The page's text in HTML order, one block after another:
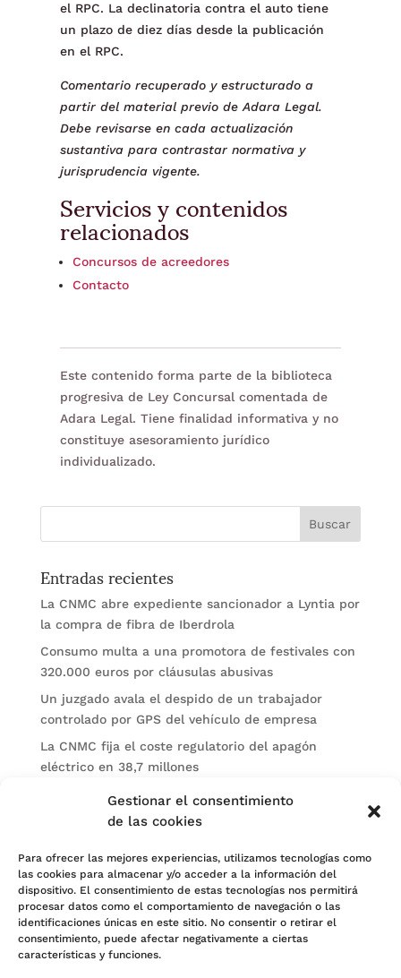
Gestionar el consentimiento
de las cookies
Para ofrecer las mejores experiencias, utilizamos tecnologías como
las cookies para almacenar y/o acceder a la información del
dispositivo. El consentimiento de estas tecnologías nos permitirá
procesar datos como el comportamiento de navegación o las
identificaciones únicas en este sitio. No consentir o retirar el
consentimiento, puede afectar negativamente a ciertas
características y funciones.
el RPC. La declinatoria contra el auto tiene
un plazo de diez días desde la publicación
en el RPC.
Comentario recuperado y estructurado a
partir del material previo de Adara Legal.
Debe revisarse en cada actualización
sustantiva para contrastar normativa y
jurisprudencia vigente.
Servicios y contenidos
relacionados
Concursos de acreedores
Contacto
Este contenido forma parte de la biblioteca
progresiva de Ley Concursal comentada de
Adara Legal. Tiene finalidad informativa y no
constituye asesoramiento jurídico
individualizado.
Entradas recientes
La CNMC abre expediente sancionador a Lyntia por
la compra de fibra de Iberdrola
Consumo multa a una promotora de festivales con
320.000 euros por cláusulas abusivas
Un juzgado avala el despido de un trabajador
controlado por GPS del vehículo de empresa
La CNMC fija el coste regulatorio del apagón
eléctrico en 38,7 millones
El BOE publica sanciones de la CNMV a Soltec y
Categorías
Actualidad
Noticias Jurídicas
Subastas